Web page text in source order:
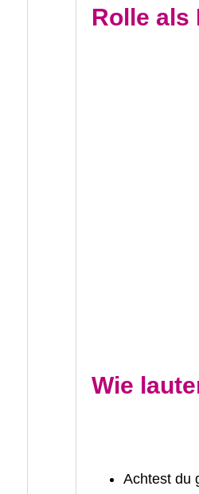
Rolle als
Wie
Achtest du